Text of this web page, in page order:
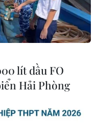
lít dầu FO
Hải Phòng